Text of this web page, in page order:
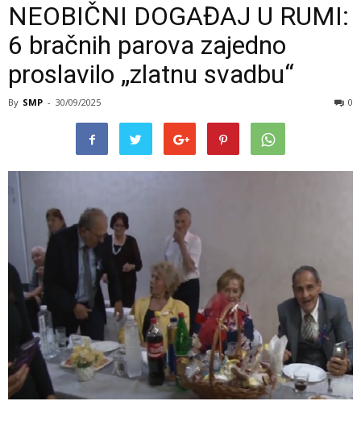
NEOBIČNI DOGAĐAJ U RUMI:
6 bračnih parova zajedno
proslavilo „zlatnu svadbu“
By SMP - 30/09/2025 0